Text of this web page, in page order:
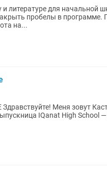
и литературе для начальной
пробелы в программе.
на...
IQanat High School